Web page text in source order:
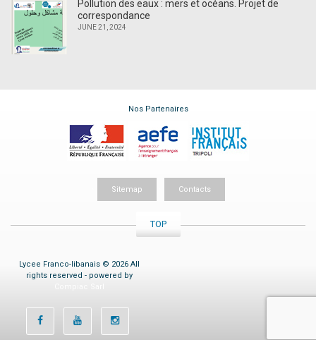
Pollution des eaux : mers et océans. Projet de
correspondance
JUNE 21, 2024
Nos Partenaires
Sitemap Contacts
TOP
Lycee Franco-libanais © 2026 All
rights reserved - powered by